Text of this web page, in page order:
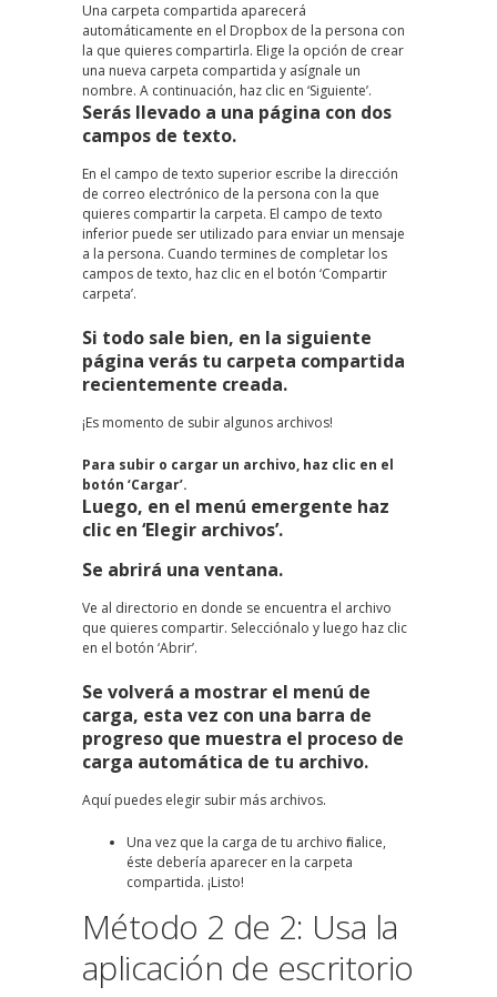
Una carpeta compartida aparecerá
automáticamente en el Dropbox de la persona con
la que quieres compartirla. Elige la opción de crear
una nueva carpeta compartida y asígnale un
nombre. A continuación, haz clic en ‘Siguiente’.
Serás llevado a una página con dos
campos de texto.
En el campo de texto superior escribe la dirección
de correo electrónico de la persona con la que
quieres compartir la carpeta. El campo de texto
inferior puede ser utilizado para enviar un mensaje
a la persona. Cuando termines de completar los
campos de texto, haz clic en el botón ‘Compartir
carpeta’.
Si todo sale bien, en la siguiente
página verás tu carpeta compartida
recientemente creada.
¡Es momento de subir algunos archivos!
Para subir o cargar un archivo, haz clic en el
botón ‘Cargar’.
Luego, en el menú emergente haz
clic en ‘Elegir archivos’.
Se abrirá una ventana.
Ve al directorio en donde se encuentra el archivo
que quieres compartir. Selecciónalo y luego haz clic
en el botón ‘Abrir’.
Se volverá a mostrar el menú de
carga, esta vez con una barra de
progreso que muestra el proceso de
carga automática de tu archivo.
Aquí puedes elegir subir más archivos.
Una vez que la carga de tu archivo finalice,
éste debería aparecer en la carpeta
compartida. ¡Listo!
Método 2 de 2: Usa la
aplicación de escritorio